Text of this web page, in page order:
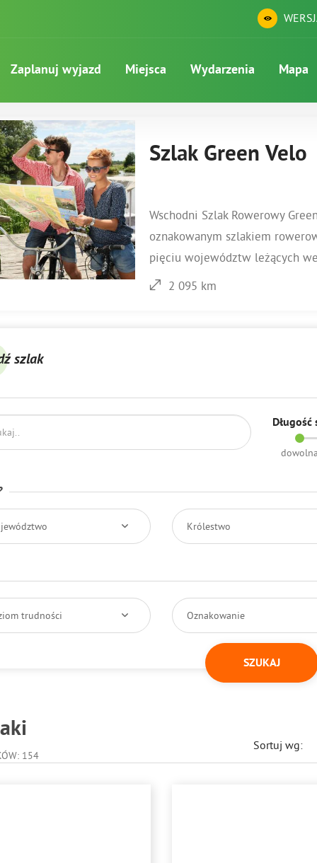
Zaplanuj wyjazd Miejsca Wydarzenia Mapa
Szlak Green Velo
Wschodni Szlak Rowerowy
oznakowanym szlakiem
pięciu województw leżących
2 095 km
szlak
Długość
dowolna
Królestwo
trudności Oznakowanie
154
Sortuj wg: